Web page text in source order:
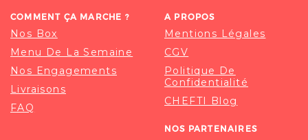
COMMENT ÇA MARCHE ?
Nos Box
Menu De La Semaine
Nos Engagements
Livraisons
FAQ
A PROPOS
Mentions Légales
CGV
Politique De
Confidentialité
CHEFTI Blog
NOS PARTENAIRES